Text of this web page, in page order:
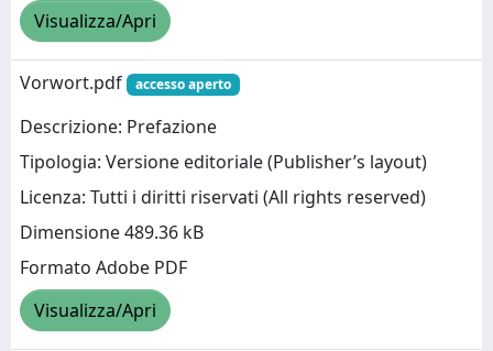
Visualizza/Apri
Vorwort.pdf accesso aperto
Descrizione: Prefazione
Tipologia: Versione editoriale (Publisher’s layout)
Licenza: Tutti i diritti riservati (All rights reserved)
Dimensione 489.36 kB
Formato Adobe PDF
Visualizza/Apri